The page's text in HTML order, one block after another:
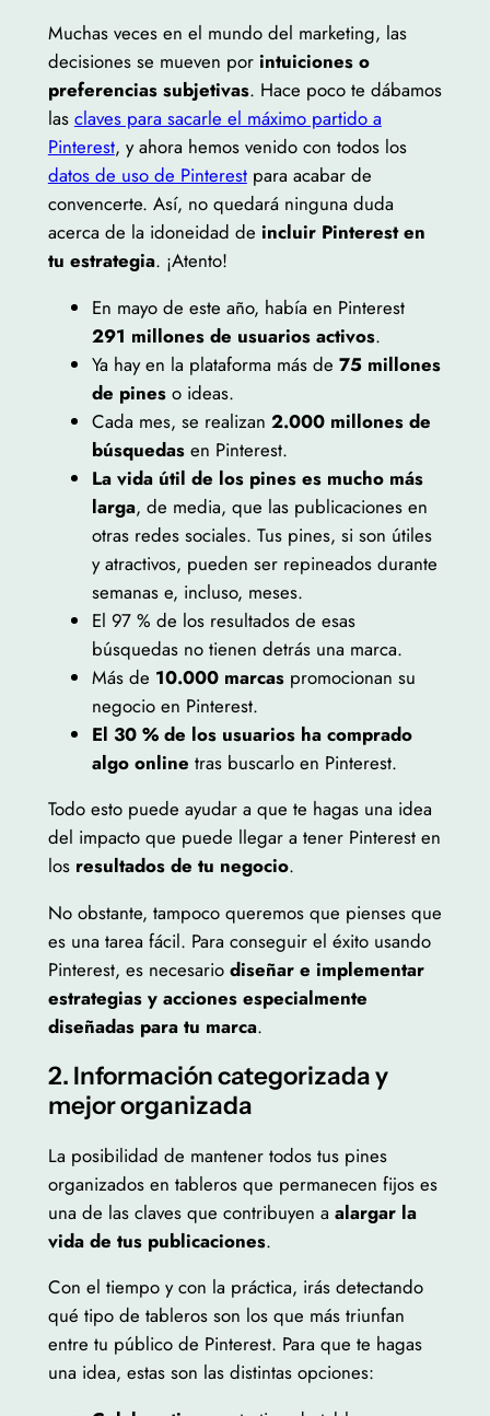
Muchas veces en el mundo del marketing, las
decisiones se mueven por intuiciones o
preferencias subjetivas. Hace poco te dábamos
las claves para sacarle el máximo partido a
Pinterest, y ahora hemos venido con todos los
datos de uso de Pinterestpara acabar de
convencerte. Así, no quedará ninguna duda
acerca de la idoneidad de incluir Pinterest en
tu estrategia. ¡Atento!
En mayo de este año, había en Pinterest
291 millones de usuarios activos.
Ya hay en la plataforma más de 75 millones
de pines o ideas.
Cada mes, se realizan 2.000 millones de
búsquedasen Pinterest.
La vida útil de los pines es mucho más
larga, de media, que las publicaciones en
otras redes sociales. Tus pines, si son útiles
y atractivos, pueden ser repineados durante
semanas e, incluso, meses.
El 97 % de los resultados de esas
búsquedas no tienen detrás una marca.
Más de 10.000 marcas promocionan su
negocio en Pinterest.
El 30 % de los usuarios ha comprado
algo online tras buscarlo en Pinterest.
Todo esto puede ayudar a que te hagas una idea
del impacto que puede llegar a tener Pinterest en
los resultados de tu negocio.
No obstante, tampoco queremos que pienses que
es una tarea fácil. Para conseguir el éxito usando
Pinterest, es necesario diseñar e implementar
estrategias y acciones especialmente
diseñadas para tu marca.
2. Información categorizada y
mejor organizada
La posibilidad de mantener todos tus pines
organizados en tableros que permanecen fijos es
una de las claves que contribuyen a alargar la
vida de tus publicaciones.
Con el tiempo y con la práctica, irás detectando
qué tipo de tableros son los que más triunfan
entre tu público de Pinterest. Para que te hagas
una idea, estas son las distintas opciones: